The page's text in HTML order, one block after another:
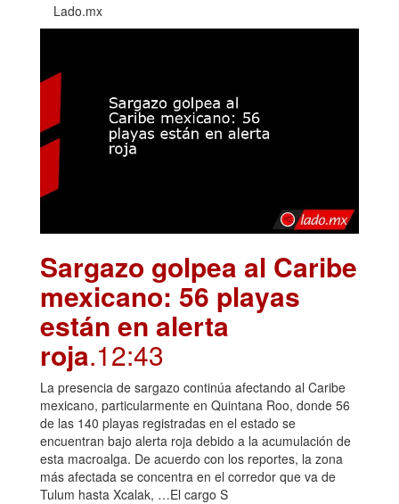
Lado.mx
Sargazo golpea al Caribe
mexicano: 56 playas
están en alerta
roja.12:43
La presencia de sargazo continúa afectando al Caribe
mexicano, particularmente en Quintana Roo, donde 56
de las 140 playas registradas en el estado se
encuentran bajo alerta roja debido a la acumulación de
esta macroalga. De acuerdo con los reportes, la zona
más afectada se concentra en el corredor que va de
Tulum hasta Xcalak, …El cargo S